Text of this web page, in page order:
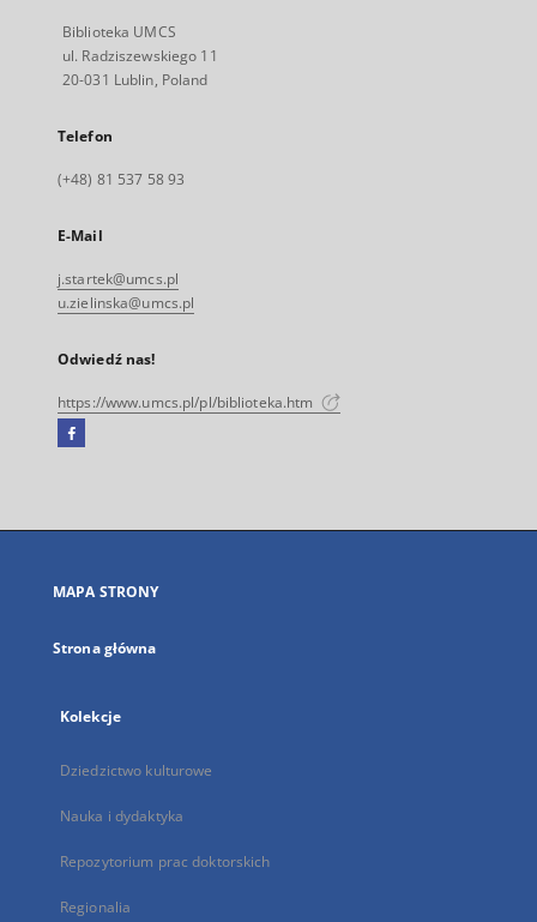
Biblioteka UMCS
ul. Radziszewskiego 11
20-031 Lublin, Poland
Telefon
(+48) 81 537 58 93
E-Mail
j.startek@umcs.pl
u.zielinska@umcs.pl
Odwiedź nas!
https://www.umcs.pl/pl/biblioteka.htm
Facebook
się
karcie
MAPA STRONY
Strona główna
Kolekcje
Dziedzictwo kulturowe
Nauka i dydaktyka
Repozytorium prac doktorskich
Regionalia